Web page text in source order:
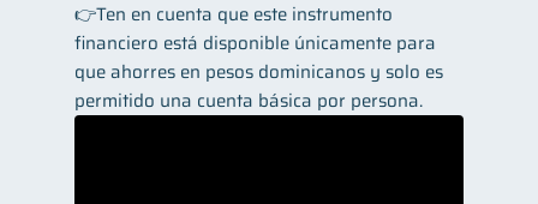
👉Ten en cuenta que este instrumento
financiero está disponible únicamente para
que ahorres en pesos dominicanos y solo es
permitido una cuenta básica por persona.